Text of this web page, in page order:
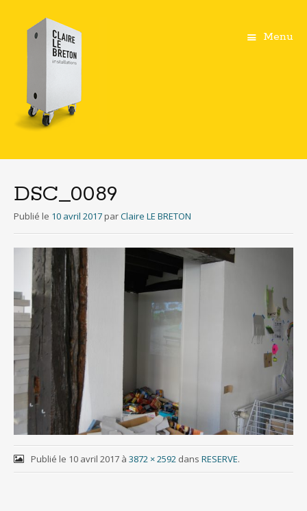
Menu
principal
DSC_0089
Publié le 10 avril 2017 parClaire LE BRETON
Publié le 10 avril 2017à 3872 × 2592dans RESERVE.